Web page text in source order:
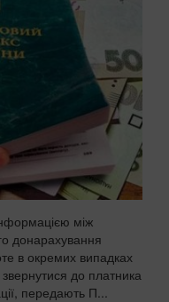
між
донарахування
в окремих випадках
до платника
передають П...